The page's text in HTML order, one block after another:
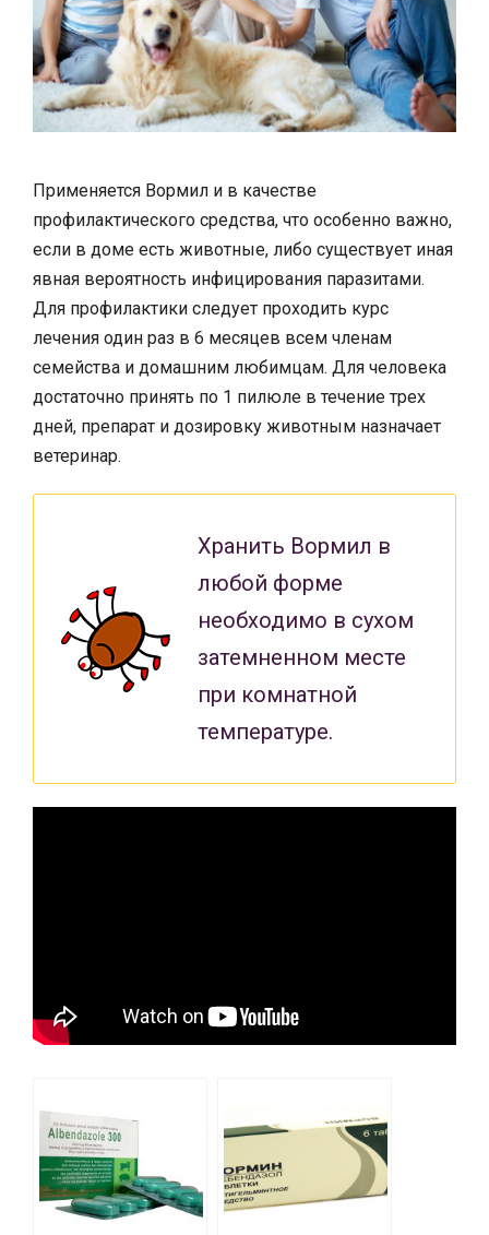
Применяется Вормил и в качестве
профилактического средства, что особенно важно,
если в доме есть животные, либо существует иная
явная вероятность инфицирования паразитами.
Для профилактики следует проходить курс
лечения один раз в 6 месяцев всем членам
семейства и домашним любимцам. Для человека
достаточно принять по 1 пилюле в течение трех
дней, препарат и дозировку животным назначает
ветеринар.
Хранить Вормил в
любой форме
необходимо в сухом
затемненном месте
при комнатной
температуре.